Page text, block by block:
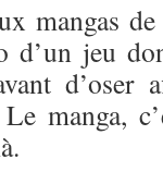
mangas
d’un jeu
d’oser
manga,